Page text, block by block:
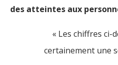
des atteintes aux
« Les chiffres ci-
certainement une